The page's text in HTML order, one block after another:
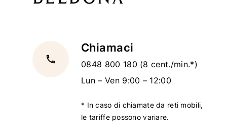
local_phone
Chiamaci
0848 800 180 (8 cent./min.*)
Lun – Ven 9:00 – 12:00
* In caso di chiamate da reti mobili,
le tariffe possono variare.